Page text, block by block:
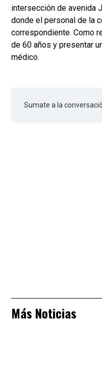
intersección de avenida
donde el personal de la
correspondiente. Como
de 60 años y presentar
médico.
Sumate a la
Más Noticias